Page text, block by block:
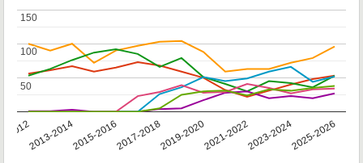
20122013-20142015-20162017-20182019-20202021-20222023-20242025-2026
50
50
100
100
150
150